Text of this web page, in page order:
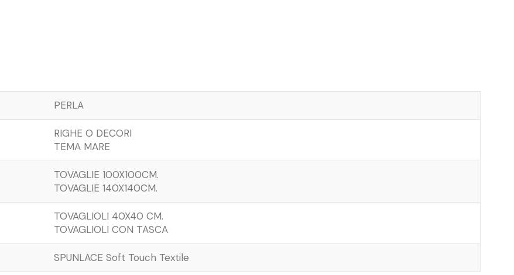
PERLA
RIGHE O DECORI
TEMA MARE
TOVAGLIE 100X100CM.
TOVAGLIE 140X140CM.
TOVAGLIOLI 40X40 CM.
TOVAGLIOLI CON TASCA
SPUNLACE Soft Touch Textile